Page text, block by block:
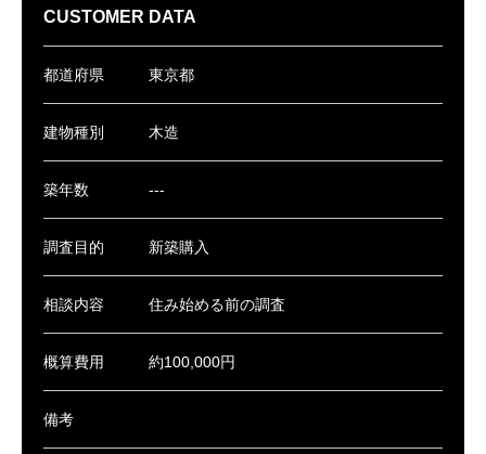
CUSTOMER DATA
都道府県 東京都
建物種別 木造
築年数 ---
調査目的 新築購入
相談内容 住み始める前の調査
概算費用 約100,000円
備考